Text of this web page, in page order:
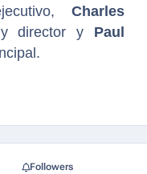
Charles
y director y Paul
Followers